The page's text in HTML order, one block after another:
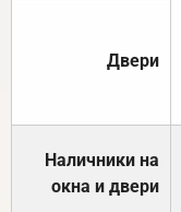
Двери
Наличники на
окна и двери